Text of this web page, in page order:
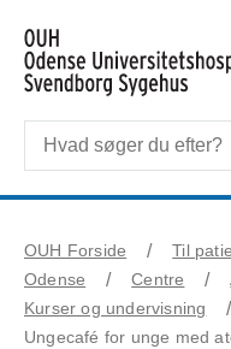
OUH Forside
Til
Odense
Centre
Kurser og undervisning
Ungecafé for unge med